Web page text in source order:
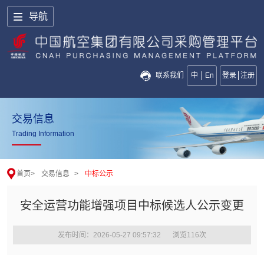
导航
联系我们 中 En 登录 注册
交易信息
Trading Information
首页> 交易信息 > 中标公示
安全运营功能增强项目中标候选人公示变更
发布时间：2026-05-27 09:57:32 浏览116次